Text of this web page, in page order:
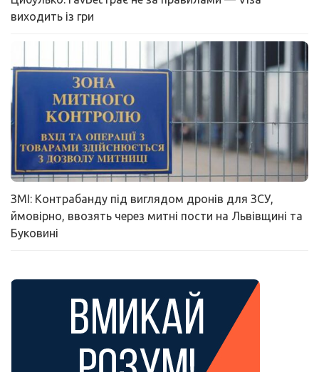
виходить із гри
ЗМІ: Контрабанду під виглядом дронів для ЗСУ,
ймовірно, ввозять через митні пости на Львівщині та
Буковині